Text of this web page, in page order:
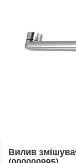
Вилив